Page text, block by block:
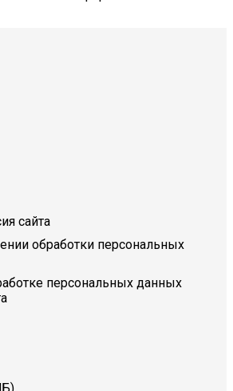
сайта
обработки персональных
персональных данных